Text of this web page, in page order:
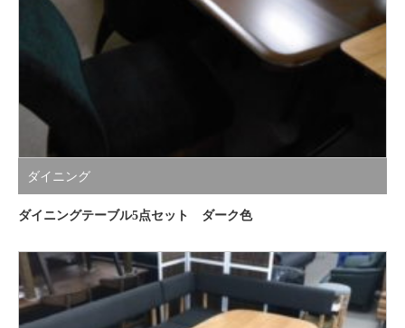
ダイニング
ダイニングテーブル5点セット ダーク色